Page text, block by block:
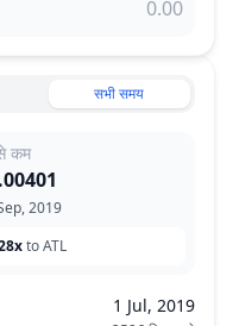
सभी समय
कम
2019
to ATL
1 Jul, 2019